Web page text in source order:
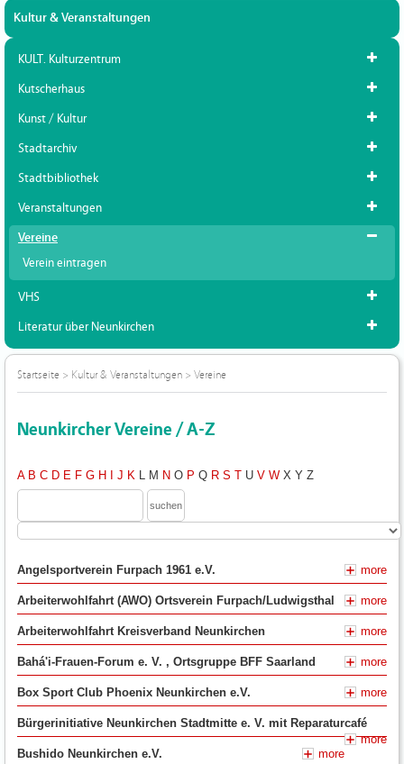
Kultur & Veranstaltungen
KULT. Kulturzentrum
Kutscherhaus
Kunst / Kultur
Stadtarchiv
Stadtbibliothek
Veranstaltungen
Vereine
Verein eintragen
VHS
Literatur über Neunkirchen
Startseite > Kultur & Veranstaltungen > Vereine
Neunkircher Vereine / A-Z
A B C D E F G H J K L M N O P Q R S T U V W X Y Z
Angelsportverein Furpach 1961 e.V. more
Arbeiterwohlfahrt (AWO) Ortsverein Furpach/Ludwigsthal more
Arbeiterwohlfahrt Kreisverband Neunkirchen more
Bahá'i-Frauen-Forum e. V. , Ortsgruppe BFF Saarland more
Box Sport Club Phoenix Neunkirchen e.V. more
Bürgerinitiative Neunkirchen Stadtmitte e. V. mit Reparaturcafé
more
Bushido Neunkirchen e.V.
more